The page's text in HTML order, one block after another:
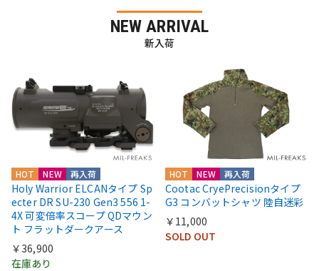
NEW ARRIVAL
新入荷
HOT NEW 再入荷
Holy Warrior ELCANタイプ Sp
ecter DR SU-230 Gen3 556 1-
4X 可変倍率スコープ QDマウン
ト フラットダークアース
￥36,900
在庫あり
HOT NEW 再入荷
Cootac CryePrecisionタイプ
G3 コンバットシャツ 陸自迷彩
￥11,000
SOLD OUT